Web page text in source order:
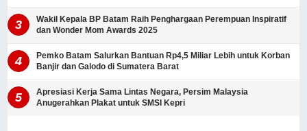
Wakil Kepala BP Batam Raih Penghargaan Perempuan Inspiratif
dan Wonder Mom Awards 2025
Pemko Batam Salurkan Bantuan Rp4,5 Miliar Lebih untuk Korban
Banjir dan Galodo di Sumatera Barat
Apresiasi Kerja Sama Lintas Negara, Persim Malaysia
Anugerahkan Plakat untuk SMSI Kepri